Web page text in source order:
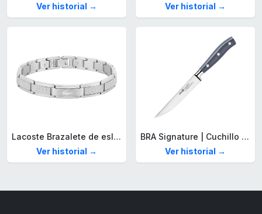
Ver historial →
Ver historial →
Lacoste Brazalete de eslabón para Hombre Colección STENCIL de Acero inoxidable
Ver historial →
BRA Signature | Cuchillo tomatero 120 mm, Acero Inoxidable alemán forjado con Molibdeno Vanadio, Mango Remachado ABS, Diseño Ergonómico, Hoja 1,6 mm espesor
Ver historial →